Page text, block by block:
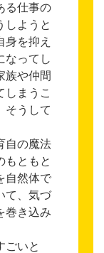
る仕事の
しようと
身を抑え
なってし
族や仲間
しまうこ
そうして
自の魔法
もともと
自然体で
て、気づ
巻き込み
ごいと